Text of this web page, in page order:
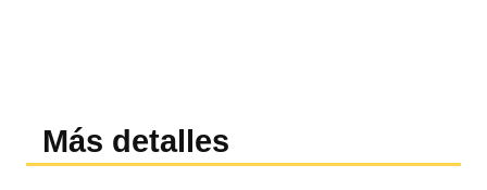
Más detalles